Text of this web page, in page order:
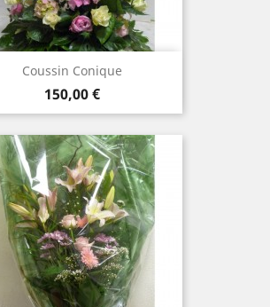
Coussin Conique
Prix
150,00 €